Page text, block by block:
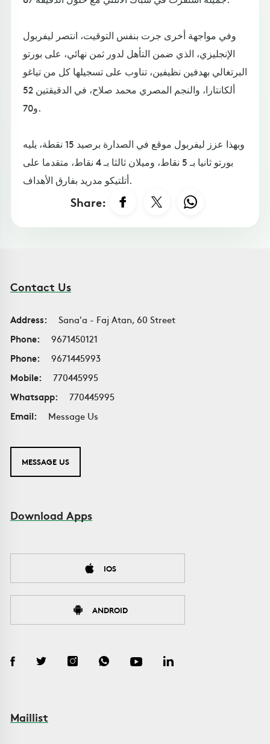
وفي مواجهة أخرى جرت بنفس التوقيت، انتصر ليفربول
الإنجليزي، الذي ضمن التأهل لدور ثمن نهائي، على بورتو
البرتغالي بهدفين نظيفين، تناوب على تسجيلها كل من تياغو
ألكانتارا، والنجم المصري محمد صلاح، في الدقيقتين 52
و70.
وبهذا عزز ليفربول موقع في الصدارة برصيد 15 نقطة، يليه
بورتو ثانيا بـ 5 نقاط، وميلان ثالثا بـ 4 نقاط، متقدما على
أتلتيكو مدريد بفارق الأهداف.​​​​​​​
Share:
Contact Us
Address:
Sana'a - Faj Atan, 60 Street
Phone:
9671450121
Phone:
9671445993
Mobile:
770445995
Whatsapp:
770445995
Email:
Message Us
MESSAGE US
Download Apps
IOS
ANDROID
Maillist